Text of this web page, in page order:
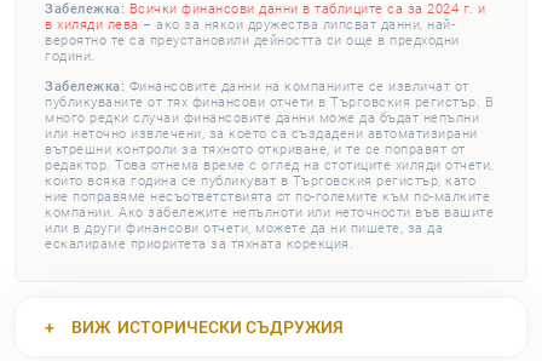
Забележка: Всички финансови данни в таблиците са за 2024 г. и
в хиляди лева – ако за някои дружества липсват данни, най-
вероятно те са преустановили дейността си още в предходни
години.
Забележка: Финансовите данни на компаниите се извличат от
публикуваните от тях финансови отчети в Търговския регистър. В
много редки случаи финансовите данни може да бъдат непълни
или неточно извлечени, за което са създадени автоматизирани
вътрешни контроли за тяхното откриване, и те се поправят от
редактор. Това отнема време с оглед на стотиците хиляди отчети,
които всяка година се публикуват в Търговския регистър, като
ние поправяме несъответствията от по-големите към по-малките
компании. Ако забележите непълноти или неточности във вашите
или в други финансови отчети, можете да ни пишете, за да
ескалираме приоритета за тяхната корекция.
ВИЖ ИСТОРИЧЕСКИ СЪДРУЖИЯ